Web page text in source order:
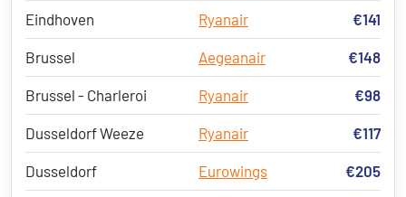
Eindhoven Ryanair €141
Brussel Aegeanair €148
Brussel - Charleroi Ryanair €98
Dusseldorf Weeze Ryanair €117
Dusseldorf Eurowings €205